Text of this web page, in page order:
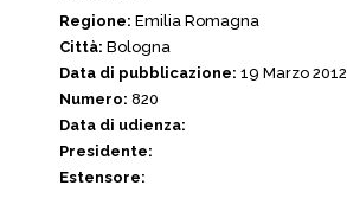
Regione: Emilia Romagna
Città: Bologna
Data di pubblicazione: 19 Marzo 2012
Numero: 820
Data di udienza:
Presidente:
Estensore: